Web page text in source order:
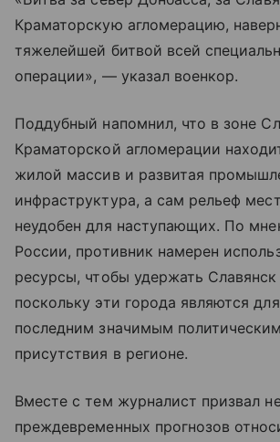
Краматорскую агломерацию,
тяжелейшей битвой всей
операции», — указал военкор.
Поддубный напомнил, что в зоне
Краматорской агломерации
жилой массив и развитая
инфраструктура, а сам рельеф
неудобен для наступающих. По
России, противник намерен
ресурсы, чтобы удержать
поскольку эти города являются
последним значимым
присутствия в регионе.
Вместе с тем журналист призвал
преждевременных прогнозов